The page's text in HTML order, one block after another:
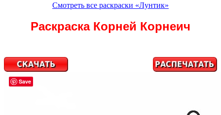
Смотреть все раскраски «Лунтик»
Раскраска Корней Корнеич
Save